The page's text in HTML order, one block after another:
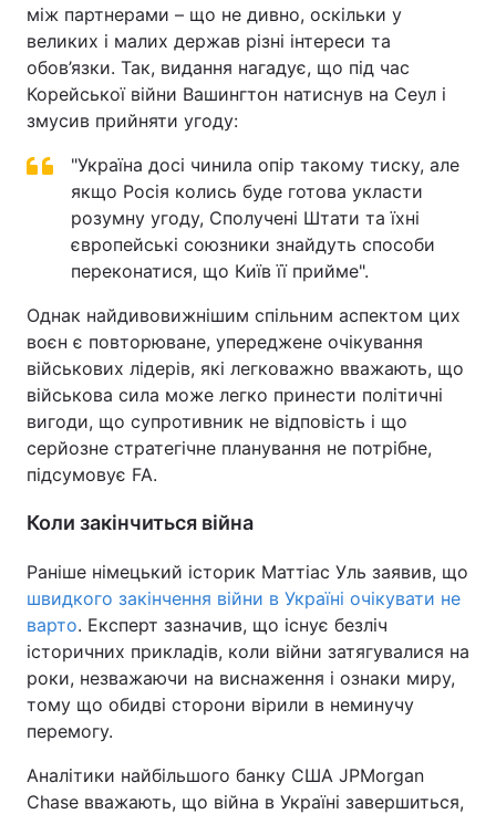
між партнерами – що не дивно, оскільки у
великих і малих держав різні інтереси та
обов’язки. Так, видання нагадує, що під час
Корейської війни Вашингтон натиснув на Сеул і
змусив прийняти угоду:
"Україна досі чинила опір такому тиску, але
якщо Росія колись буде готова укласти
розумну угоду, Сполучені Штати та їхні
європейські союзники знайдуть способи
переконатися, що Київ її прийме".
Однак найдивовижнішим спільним аспектом цих
воєн є повторюване, упереджене очікування
військових лідерів, які легковажно вважають, що
військова сила може легко принести політичні
вигоди, що супротивник не відповість і що
серйозне стратегічне планування не потрібне,
підсумовує FA.
Коли закінчиться війна
Раніше німецький історик Маттіас Уль заявив, що
швидкого закінчення війни в Україні очікувати не
варто. Експерт зазначив, що існує безліч
історичних прикладів, коли війни затягувалися на
роки, незважаючи на виснаження і ознаки миру,
тому що обидві сторони вірили в неминучу
перемогу.
Аналітики найбільшого банку США JPMorgan
Chase вважають, що війна в Україні завершиться,